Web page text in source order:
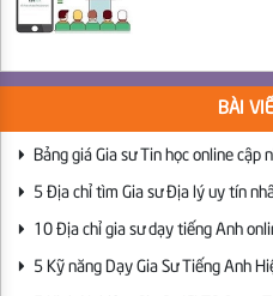
BÀI
Bảng giá Gia sư Tin học online cập
5 Địa chỉ tìm Gia sư Địa lý uy tín
10 Địa chỉ gia sư dạy tiếng Anh
5 Kỹ năng Dạy Gia Sư Tiếng Anh